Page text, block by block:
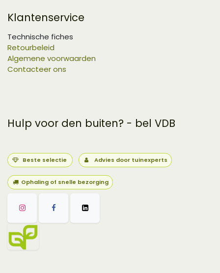
Klantenservice
Technische fiches
Retourbeleid
Algemene voorwaarden
Contacteer ons
Hulp voor den buiten? - bel VDB
Beste selectie Advies door tuinexperts
Ophaling of snelle bezorging